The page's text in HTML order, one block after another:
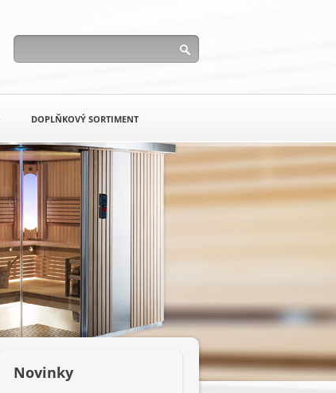
DOPLŇKOVÝ SORTIMENT
Novinky